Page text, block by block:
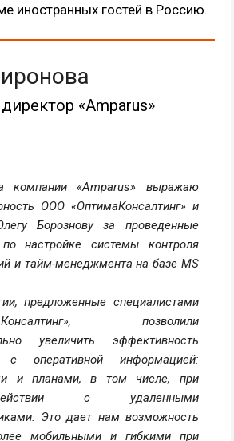
иностранных гостей в Россию.
«Amparus»
компании «Amparus» выражаю
ООО «ОптимаКонсалтинг» и
Борознову за проведенные
настройке системы контроля
и тайм-менеджмента на базе MS
предложенные специалистами
позволили
увеличить эффективность
с оперативной информацией:
и планами, в том числе, при
с удаленными
Это дает нам возможность
мобильными и гибкими при